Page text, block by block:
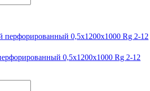
0,5х1200х1000 Rg 2-12